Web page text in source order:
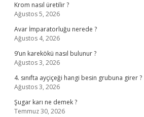
Krom nasıl üretilir ?
Ağustos 5, 2026
Avar İmparatorluğu nerede ?
Ağustos 4, 2026
9’un karekökü nasıl bulunur ?
Ağustos 3, 2026
4. sınıfta ayçiçeği hangi besin grubuna girer ?
Ağustos 3, 2026
Şugar karı ne demek ?
Temmuz 30, 2026